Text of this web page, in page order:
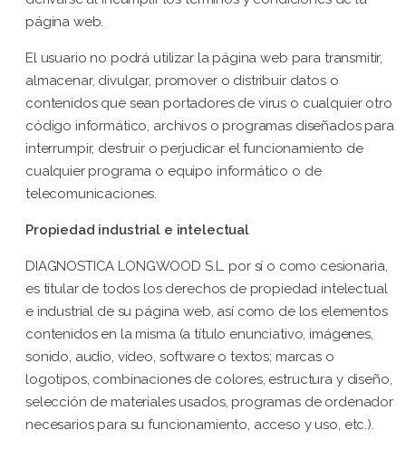
página web.
El usuario no podrá utilizar la página web para transmitir,
almacenar, divulgar, promover o distribuir datos o
contenidos que sean portadores de virus o cualquier otro
código informático, archivos o programas diseñados para
interrumpir, destruir o perjudicar el funcionamiento de
cualquier programa o equipo informático o de
telecomunicaciones.
Propiedad industrial e intelectual
DIAGNOSTICA LONGWOOD S.L. por sí o como cesionaria,
es titular de todos los derechos de propiedad intelectual
e industrial de su página web, así como de los elementos
contenidos en la misma (a título enunciativo, imágenes,
sonido, audio, vídeo, software o textos; marcas o
logotipos, combinaciones de colores, estructura y diseño,
selección de materiales usados, programas de ordenador
necesarios para su funcionamiento, acceso y uso, etc.).